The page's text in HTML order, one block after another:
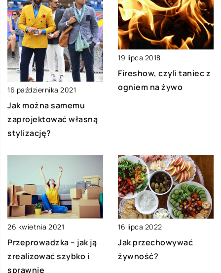
16 października 2021
Jak można samemu
zaprojektować własną
stylizację?
19 lipca 2018
Fireshow, czyli taniec z
ogniem na żywo
26 kwietnia 2021
Przeprowadzka – jak ją
zrealizować szybko i
sprawnie
16 lipca 2022
Jak przechowywać
żywność?